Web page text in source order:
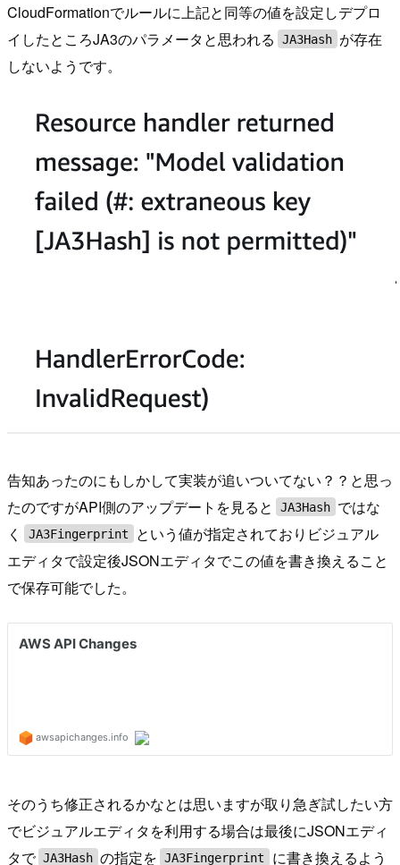
CloudFormationでルールに上記と同等の値を設定しデプロ
イしたところJA3のパラメータと思われる
JA3Hash が存在
しないようです。
告知あったのにもしかして実装が追いついてない？？と思っ
たのですがAPI側のアップデートを見ると
JA3Hash ではな
く
JA3Fingerprint
という値が指定されておりビジュアル
エディタで設定後JSONエディタでこの値を書き換えること
で保存可能でした。
そのうち修正されるかなとは思いますが取り急ぎ試したい方
でビジュアルエディタを利用する場合は最後にJSONエディ
タで JA3Hash の指定を JA3Fingerprint
に書き換えるよう